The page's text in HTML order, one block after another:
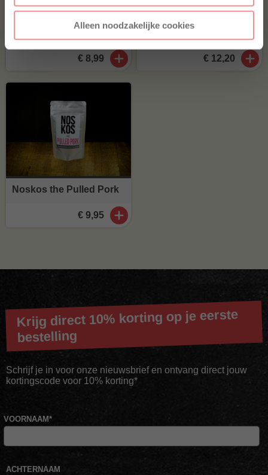
Alleen noodzakelijke cookies
Jalapeño cheddar worst
Home Made Texas style
€ 8,99 € 12,20
Noskos the Pulled Pork
€ 9,95
Krijg direct 10% korting op je eerste
bestelling
Schrijf je in voor onze nieuwsbrief en ontvang direct jouw
kortingscode voor 10% korting*
VOORNAAM*
ACHTERNAAM